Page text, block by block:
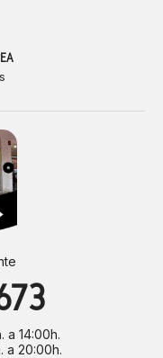
a 14:00h.
a 20:00h.